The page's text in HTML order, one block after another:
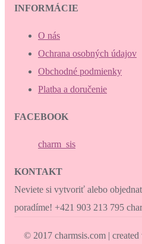
INFORMÁCIE
O nás
Ochrana osobných údajov
Obchodné podmienky
Platba a doručenie
FACEBOOK
charm_sis
KONTAKT
Neviete si vytvoriť alebo
poradíme! +421 903 213 795
© 2017 charmsis.com |